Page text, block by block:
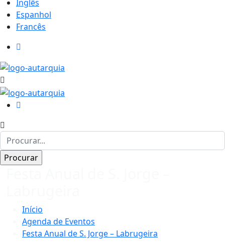
Inglês
Espanhol
Francês
Início
Agenda de Eventos
Festa Anual de S. Jorge – Labrugeira